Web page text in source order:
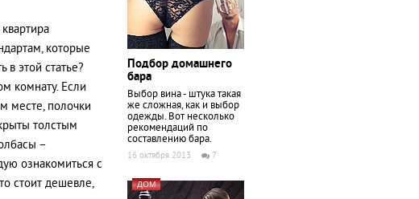
Подбор домашнего
бара
Выбор вина - штука такая
же сложная, как и выбор
одежды. Вот несколько
рекомендаций по
составлению бара.
16 октября 2013 7
ДОМ
которые
в этой статье?
комнату. Если
месте, полочки
толстым
–
ознакомиться с
стоит дешевле,